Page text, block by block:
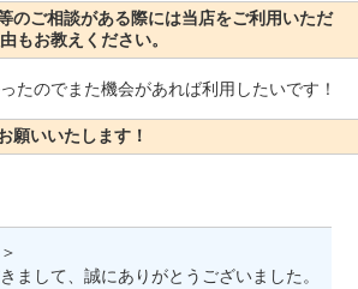
のご相談がある際には当店をご利用いただ
もお教えください。
たのでまた機会があれば利用したいです！
願いいたします！
まして、誠にありがとうございました。